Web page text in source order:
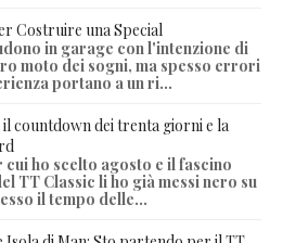
Costruire una Special
in garage con l'intenzione di
moto dei sogni, ma spesso errori
portano a un ri...
il countdown dei trenta giorni e la
cui ho scelto agosto e il fascino
TT Classic li ho già messi nero su
il tempo delle...